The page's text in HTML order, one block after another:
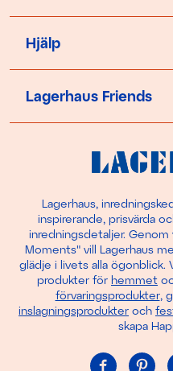
Hjälp
Lagerhaus Friends
Lagerhaus,
inspirerande, prisvärda
inredningsdetaljer.
Moments" vill Lagerhaus
glädje i livets alla ögonblick.
produkter för hemmet
förvaringsprodukter,
inslagningsprodukter och
skapa